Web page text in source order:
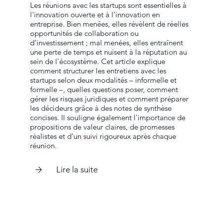
Les réunions avec les startups sont essentielles à
l'innovation ouverte et à l'innovation en
entreprise. Bien menées, elles révèlent de réelles
opportunités de collaboration ou
d'investissement ; mal menées, elles entraînent
une perte de temps et nuisent à la réputation au
sein de l'écosystème. Cet article explique
comment structurer les entretiens avec les
startups selon deux modalités – informelle et
formelle –, quelles questions poser, comment
gérer les risques juridiques et comment préparer
les décideurs grâce à des notes de synthèse
concises. Il souligne également l'importance de
propositions de valeur claires, de promesses
réalistes et d'un suivi rigoureux après chaque
réunion.
Lire la suite